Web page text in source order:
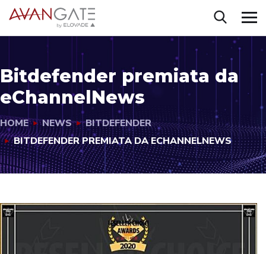
Bitdefender premiata da
eChannelNews
HOME NEWS
BITDEFENDER
BITDEFENDER PREMIATA DA ECHANNELNEWS